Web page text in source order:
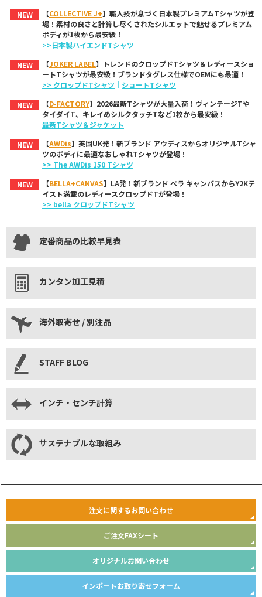
NEW
【COLLECTIVE J+】職人技が息づく日本製プレミアムTシャツが登
場！素材の良さと計算し尽くされたシルエットで魅せるプレミアム
ボディが1枚から最安級！
>>日本製ハイエンドTシャツ
NEW
【JOKER LABEL】トレンドのクロップドTシャツ＆レディースショ
ートTシャツが最安級！ブランドタグレス仕様でOEMにも最適！
>> クロップドTシャツ ｜ ショートTシャツ
NEW
【D-FACTORY】2026最新Tシャツが大量入荷！ヴィンテージTや
タイダイT、キレイめシルクタッチTなど1枚から最安級！
最新Tシャツ＆ジャケット
NEW
【AWDis】英国UK発！新ブランド アウディスからオリジナルTシャ
ツのボディに最適なおしゃれTシャツが登場！
>> The AWDis 150 Tシャツ
NEW
【BELLA+CANVAS】LA発！新ブランド ベラ キャンバスからY2Kテ
イスト満載のレディースクロップドTが登場！
>> bella クロップドTシャツ
定番商品の比較早見表
カンタン加工見積
海外取寄せ / 別注品
STAFF BLOG
インチ・センチ計算
サステナブルな取組み
注文に関するお問い合わせ
ご注文FAXシート
オリジナルお問い合わせ
インポートお取り寄せフォーム